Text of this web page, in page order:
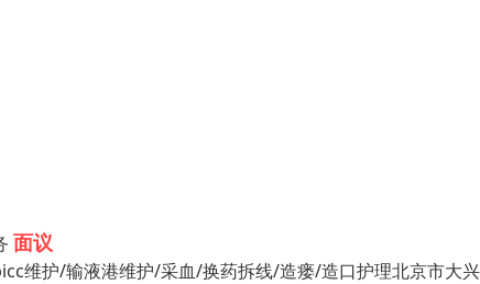
面议
维护/输液港维护/采血/换药拆线/造瘘/造口护理北京市大